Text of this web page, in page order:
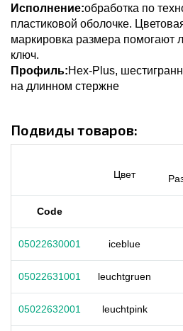
Исполнение:обработка по
пластиковой оболочке.
маркировка размера помогают
ключ.
Профиль:Hex-Plus,
на длинном стержне
Подвиды товаров:
Цвет
Code
05022630001 iceblue
05022631001 leuchtgruen
05022632001 leuchtpink